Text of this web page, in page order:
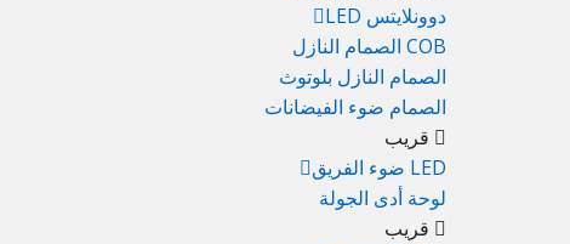
دوونلايتس LED
COB الصمام النازل
الصمام النازل بلوتوث
الصمام ضوء الفيضانات
قريب
LED ضوء الفريق
لوحة أدى الجولة
قريب